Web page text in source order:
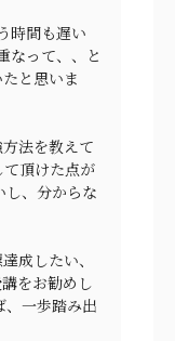
時間も遅い
なって、、と
と思いま
法を教えて
頂けた点が
し、分からな
成したい、
をお勧めし
、一歩踏み出